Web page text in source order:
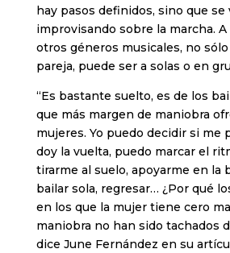
hay pasos definidos, sino que se
improvisando sobre la marcha.
otros géneros musicales, no
pareja, puede ser a solas o en
“Es bastante suelto, es de los
que más margen de maniobra
mujeres. Yo puedo decidir si me
doy la vuelta, puedo marcar el
tirarme al suelo, apoyarme en la
bailar sola, regresar… ¿Por qué
en los que la mujer tiene cero
maniobra no han sido tachados
dice June Fernández en su